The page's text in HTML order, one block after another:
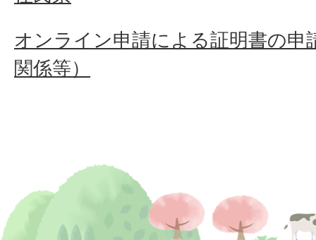
オンライン申請による証明書の申
関係等）